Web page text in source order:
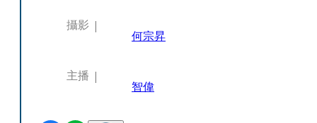
攝影
何宗昇
主播
智偉